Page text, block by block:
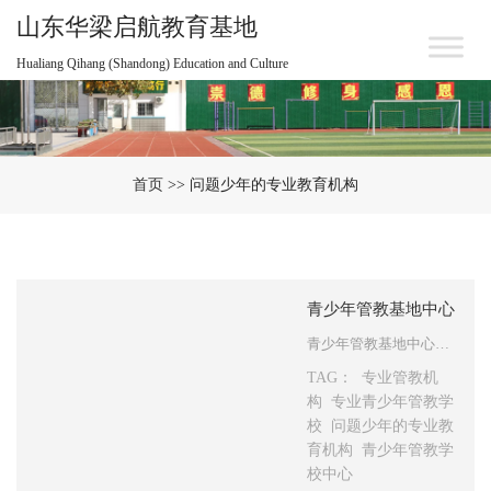
山东华梁启航教育基地
Hualiang Qihang (Shandong) Education and Culture
首页 >> 问题少年的专业教育机构
青少年管教基地中心
青少年管教基地中心是针对问题少年的专业教育机构，为什么青少年需要去青少年管教基地中心？什么样的青少年需要去青少年管教基地中心？下面我们针对青少年为什么会出问题，以及出问题后通过青少年管教基地中心来对青少年进科学的管理和教育来做下详细的阐述： 一、青少年叛逆背后的情感需求：情感慰藉的缺失 …
TAG：
专业管教机
构 专业青少年管教学
校
问题少年的专业教
育机构 青少年管教学
校中心